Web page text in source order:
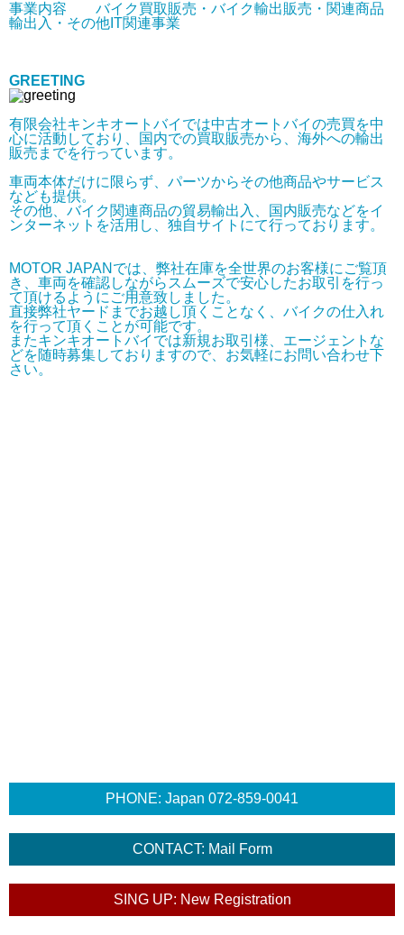
事業内容 バイク買取販売・バイク輸出販売・関連商品
輸出入・その他IT関連事業
GREETING
有限会社キンキオートバイでは中古オートバイの売買を中
心に活動しており、国内での買取販売から、海外への輸出
販売までを行っています。
車両本体だけに限らず、パーツからその他商品やサービス
なども提供。
その他、バイク関連商品の貿易輸出入、国内販売などをイ
ンターネットを活用し、独自サイトにて行っております。
MOTOR JAPANでは、弊社在庫を全世界のお客様にご覧頂
き、車両を確認しながらスムーズで安心したお取引を行っ
て頂けるようにご用意致しました。
直接弊社ヤードまでお越し頂くことなく、バイクの仕入れ
を行って頂くことが可能です。
またキンキオートバイでは新規お取引様、エージェントな
どを随時募集しておりますので、お気軽にお問い合わせ下
さい。